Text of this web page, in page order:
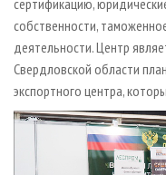
сертификацию,
собственности,
деятельности. Центр
Свердловской области
экспортного центра,